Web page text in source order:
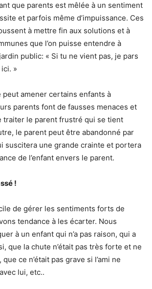
que parents est mêlée à un sentiment
et parfois même d’impuissance. Ces
à mettre fin aux solutions et à
que l’on puisse entendre à
public: « Si tu ne vient pas, je pars
»
peut amener certains enfants à
parents font de fausses menaces et
traiter le parent frustré qui se tient
le parent peut être abandonné par
suscitera une grande crainte et portera
de l’enfant envers le parent.
!
de gérer les sentiments forts de
tendance à les écarter. Nous
à un enfant qui n’a pas raison, qui a
que la chute n’était pas très forte et ne
ce n’était pas grave si l’ami ne
lui, etc..